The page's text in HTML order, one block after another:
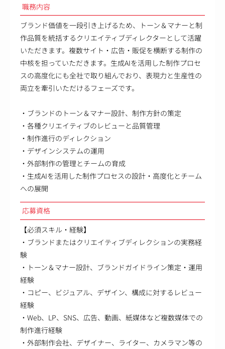
職務内容
ブランド価値を一段引き上げるため、トーン＆マナーと制
作品質を統括するクリエイティブディレクターとして活躍
いただきます。複数サイト・広告・販促を横断する制作の
中核を担っていただきます。生成AIを活用した制作プロセ
スの高度化にも全社で取り組んでおり、表現力と生産性の
両立を牽引いただけるフェーズです。
・ブランドのトーン＆マナー設計、制作方針の策定
・各種クリエイティブのレビューと品質管理
・制作進行のディレクション
・デザインシステムの運用
・外部制作の管理とチームの育成
・生成AIを活用した制作プロセスの設計・高度化とチーム
への展開
応募資格
【必須スキル・経験】
・ブランドまたはクリエイティブディレクションの実務経
験
・トーン＆マナー設計、ブランドガイドライン策定・運用
経験
・コピー、ビジュアル、デザイン、構成に対するレビュー
経験
・Web、LP、SNS、広告、動画、紙媒体など複数媒体での
制作進行経験
・外部制作会社、デザイナー、ライター、カメラマン等の